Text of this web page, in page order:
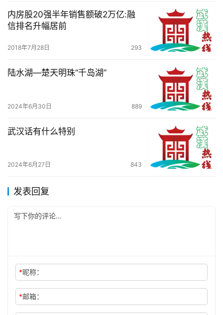
内房股20强半年销售额破2万亿:融
信排名升幅居前
2018年7月28日 293
陆水湖—楚天明珠“千岛湖”
2024年6月30日 889
武汉话有什么特别
2024年6月27日 843
发表回复
*昵称：
*邮箱：